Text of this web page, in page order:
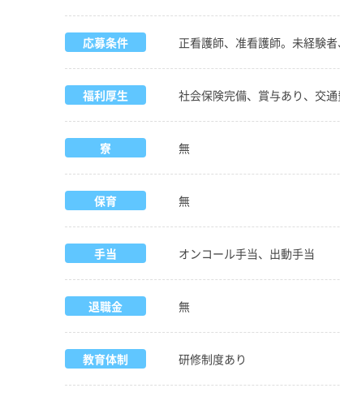
応募条件 正看護師、准看護師。未経験者
福利厚生 社会保険完備、賞与あり、交
寮 無
保育 無
手当 オンコール手当、出動手当
退職金 無
教育体制 研修制度あり